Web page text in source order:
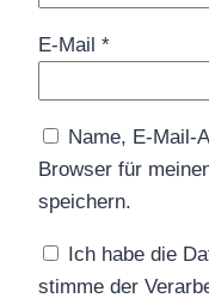
E-Mail *
Name, E-Mail-
Browser für
speichern.
Ich habe die
stimme der